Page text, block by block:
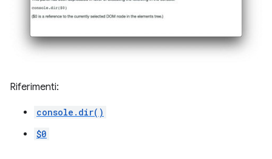
Riferimenti:
console.dir()
$0